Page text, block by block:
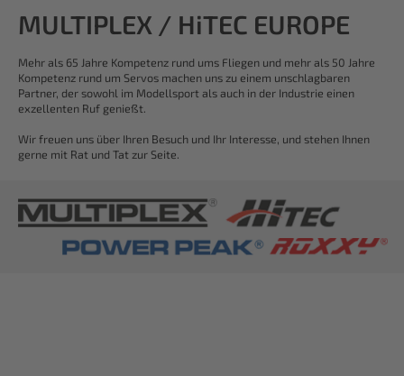
MULTIPLEX / HiTEC EUROPE
Mehr als 65 Jahre Kompetenz rund ums Fliegen und mehr als 50 Jahre
Kompetenz rund um Servos machen uns zu einem unschlagbaren
Partner, der sowohl im Modellsport als auch in der Industrie einen
exzellenten Ruf genießt.
Wir freuen uns über Ihren Besuch und Ihr Interesse, und stehen Ihnen
gerne mit Rat und Tat zur Seite.